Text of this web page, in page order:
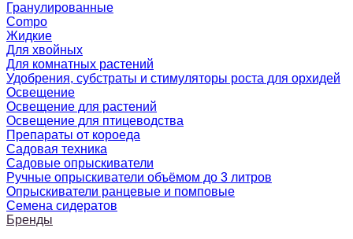
Гранулированные
Compo
Жидкие
Для хвойных
Для комнатных растений
Удобрения, субстраты и стимуляторы роста для орхидей
Освещение
Освещение для растений
Освещение для птицеводства
Препараты от короеда
Садовая техника
Садовые опрыскиватели
Ручные опрыскиватели объёмом до 3 литров
Опрыскиватели ранцевые и помповые
Семена сидератов
Бренды